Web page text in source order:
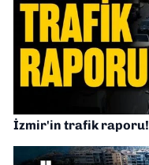
İzmir'in trafik raporu!